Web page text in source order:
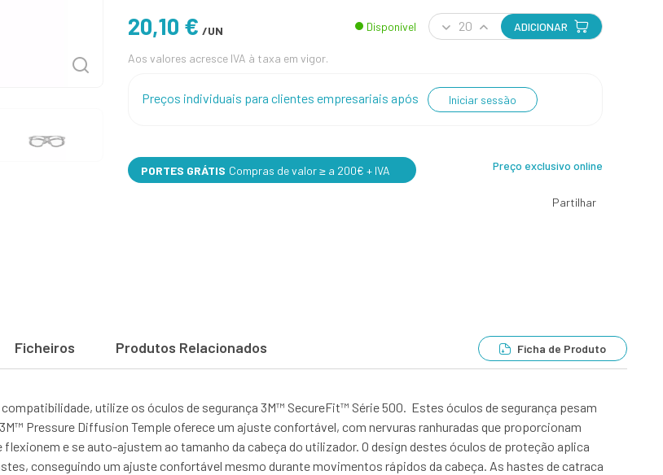
20,10 € /UN Disponível ADICIONAR
Aos valores acresce IVA à taxa em vigor.
Preços individuais para clientes empresariais após Iniciar sessão
PORTES GRÁTIS Compras de valor ≥ a 200€ + IVA Preço exclusivo online
Partilhar
Ficheiros Produtos Relacionados Ficha de Produto
utilize os óculos de segurança 3M™ SecureFit™ Série 500. Estes óculos de segurança pesam
Pressure Diffusion Temple oferece um ajuste confortável, com nervuras ranhuradas que proporcionam
e se auto-ajustem ao tamanho da cabeça do utilizador. O design destes óculos de proteção aplica
conseguindo um ajuste confortável mesmo durante movimentos rápidos da cabeça. As hastes de catraca